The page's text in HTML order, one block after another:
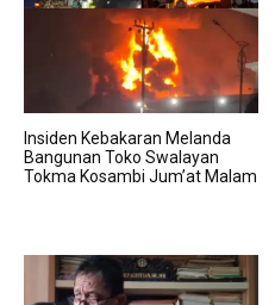
Insiden Kebakaran Melanda
Bangunan Toko Swalayan
Tokma Kosambi Jum’at Malam